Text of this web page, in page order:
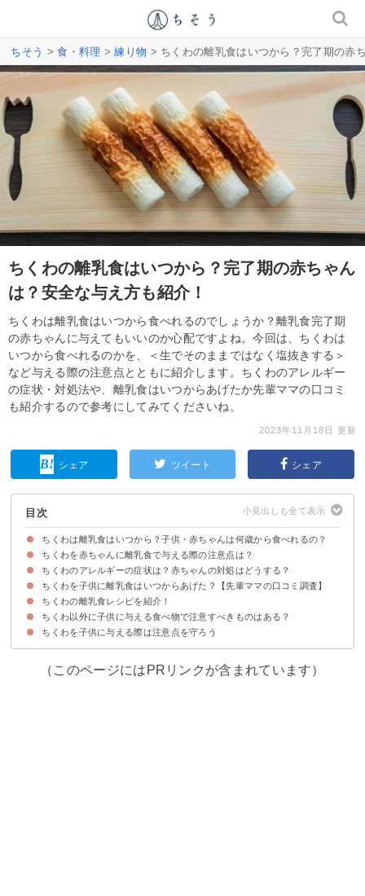
ちそう >食・料理 >練り物 > ちくわの離乳食はいつから？完了期の赤
ちくわの離乳食はいつから？完了期の赤ちゃん
は？安全な与え方も紹介！
ちくわは離乳食はいつから食べれるのでしょうか？離乳食完了期
の赤ちゃんに与えてもいいのか心配ですよね。今回は、ちくわは
いつから食べれるのかを、＜生でそのままではなく塩抜きする＞
など与える際の注意点とともに紹介します。ちくわのアレルギー
の症状・対処法や、離乳食はいつからあげたか先輩ママの口コミ
も紹介するので参考にしてみてくださいね。
2023年11月18日 更新
シェア ツイート シェア
目次
ちくわは離乳食はいつから？子供・赤ちゃんは何歳から食べれるの？
ちくわは離乳食完了期の1歳頃から与えられる
ちくわをそのまま与えるのは3歳以降にしよう
ちくわを赤ちゃんに離乳食で与える際の注意点は？
①細かく刻む
②塩分量に注意
③塩抜きするのがおすすめ
④添加物の少ないものを選ぶ
⑤病院にいけるような状況にしておく
ちくわのアレルギーの症状は？赤ちゃんの対処はどうする？
ちくわに含まれるアレルゲン
ちくわによるアレルギー症状
ちくわを食べた後に体調に異常があればすぐに医療機関を受診
ちくわを子供に離乳食はいつからあげた？【先輩ママの口コミ調査】
ちくわの離乳食レシピを紹介！
①ちくわのとろとろ煮込み
②ちくわとキャベツの焼きそば
③ちくわ入り豆腐のお焼き
ちくわ以外に子供に与える食べ物で注意すべきものはある？
ちくわを子供に与える際は注意点を守ろう
（このページにはPRリンクが含まれています）